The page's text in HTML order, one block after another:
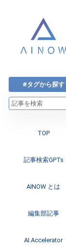
#タグから探す
TOP
記事検索GPTs
AINOW とは
編集部記事
注目のニュース
インタビュー
AI.Accelerator
AI.Accelerator記事